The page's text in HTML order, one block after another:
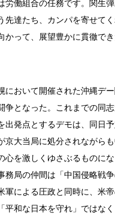
労働組合の任務です。関生
先達たち、カンパを寄せて
かって、展望豊かに貫徹で
おいて開催された沖縄デ
争となった。これまでの同
発点とするデモは、同日
京大当局に処分されながら
心を激しくゆさぶるものにな
局の仲間は「中国侵略戦
軍による圧政と同時に、米
平和な日本を守れ」ではな